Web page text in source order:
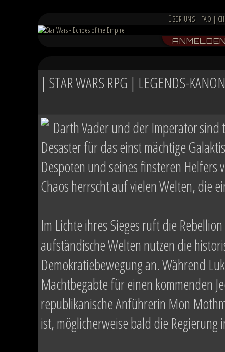
ÜBER UNS | FAQ |
| STAR WARS RPG | LEGENDS-
Darth Vader und der Imperator
Desaster für das einst mächtige
Despoten und seines finsteren
Chaos herrscht auf vielen Welten, die
Im Lichte ihres Sieges ruft die
aufständische Welten nutzen die
Demokratiebewegung an. Während
Machtbegabte für einen kommenden
republikanische Anführerin Mon
ist, möglicherweise bald die